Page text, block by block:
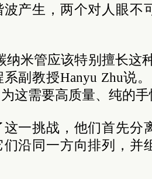
产生，两个对人眼不
纳米管应该特别擅长这
副教授Hanyu Zhu说
这需要高质量、纯的
一挑战，他们首先分
沿同一方向排列，并